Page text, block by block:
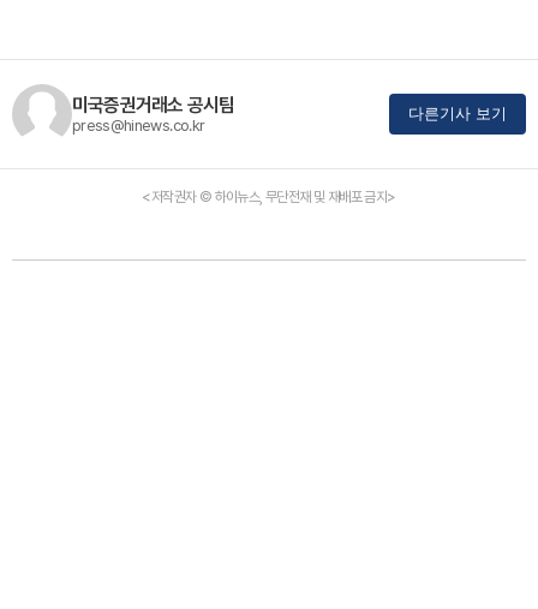
미국증권거래소 공시팀
press@hinews.co.kr
다른기사 보기
<저작권자 © 하이뉴스, 무단전재 및 재배포 금지>